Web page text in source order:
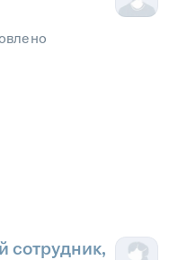
сотрудник,